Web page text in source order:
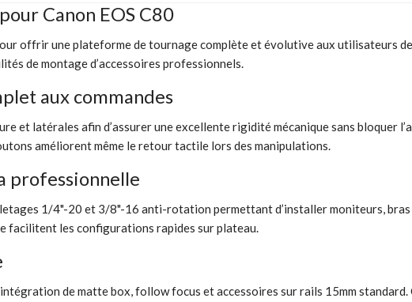
Canon EOS C80
offrir une plateforme de tournage complète et évolutive aux utilisateurs
de montage d’accessoires professionnels.
aux commandes
et latérales afin d’assurer une excellente rigidité mécanique sans bloquer
améliorent même le retour tactile lors des manipulations.
professionnelle
1/4"-20 et 3/8"-16 anti-rotation permettant d’installer moniteurs,
facilitent les configurations rapides sur plateau.
de matte box, follow focus et accessoires sur rails 15mm